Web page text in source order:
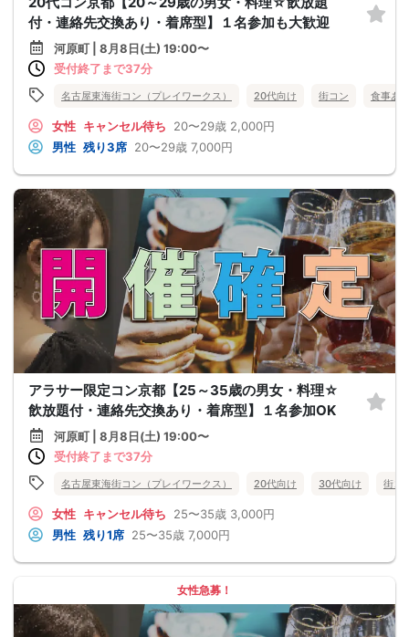
付・連絡先交換あり・着席型】１名参加も大歓迎
河原町 | 8月8日(土) 19:00〜
受付終了まで37分
名古屋東海街コン（プレイワークス） 20代向け 街コン 食事あ
女性 キャンセル待ち 20〜29歳 2,000円
男性 残り3席 20〜29歳 7,000円
アラサー限定コン京都【25～35歳の男女・料理☆
飲放題付・連絡先交換あり・着席型】１名参加OK
河原町 | 8月8日(土) 19:00〜
受付終了まで37分
名古屋東海街コン（プレイワークス） 20代向け 30代向け 街コ
女性 キャンセル待ち 25〜35歳 3,000円
男性 残り1席 25〜35歳 7,000円
女性急募！